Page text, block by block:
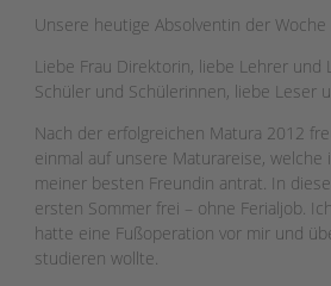
Unsere heutige Absolventin der Woche
Liebe Frau Direktorin, liebe Lehrer und
Schüler und Schülerinnen, liebe Leser
Nach der erfolgreichen Matura 2012
einmal auf unsere Maturareise, welche
meiner besten Freundin antrat. In
ersten Sommer frei – ohne Ferialjob.
hatte eine Fußoperation vor mir und
studieren wollte.